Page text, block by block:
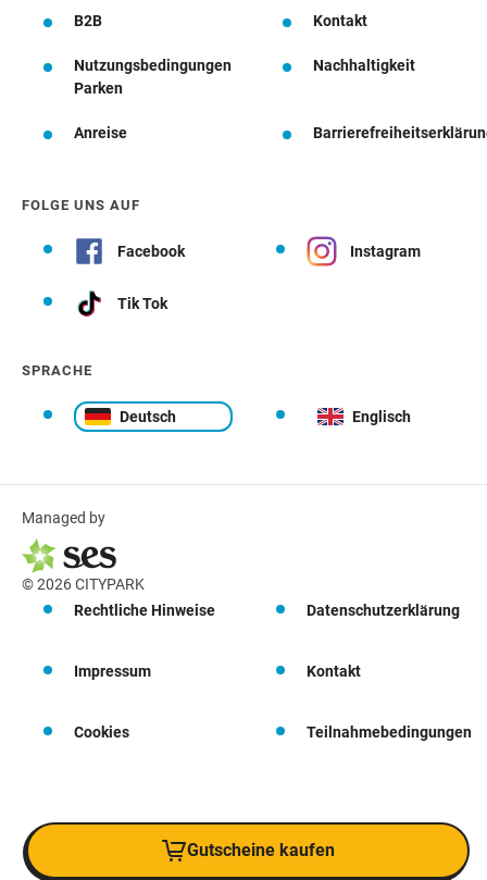
B2B Kontakt
Nutzungsbedingungen
Parken
Nachhaltigkeit
Anreise
FOLGE UNS AUF
Facebook Instagram
Tik Tok
SPRACHE
Deutsch Englisch
Managed by
© 2026 CITYPARK
Rechtliche Hinweise
Datenschutzerklärung
Impressum Kontakt
Cookies Teilnahmebedingungen
Gutscheine kaufen